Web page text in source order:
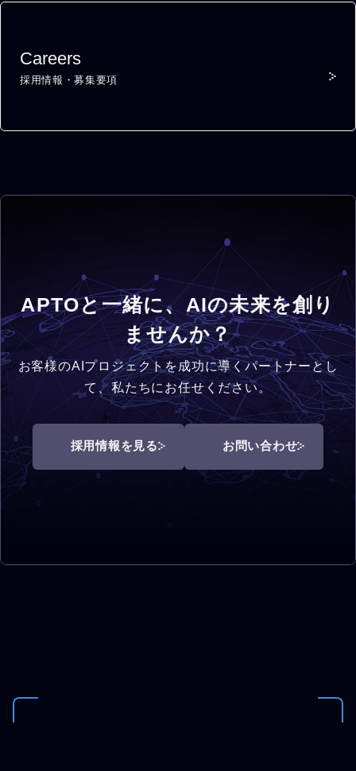
Careers
採用情報・募集要項
APTOと一緒に、 AIの未来を創り
ませんか？
お客様のAIプロジェクトを成功に導くパートナーとし
て、私たちにお任せください。
採用情報を見る お問い合わせ